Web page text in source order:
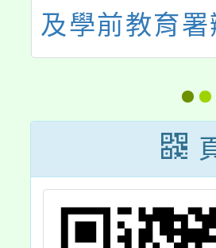
班會家庭教育
導：親子溝通